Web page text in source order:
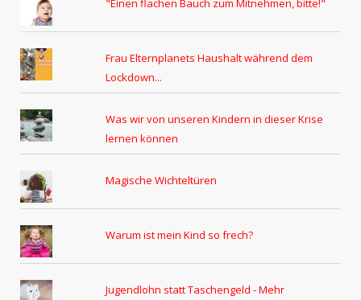
Frau Elternplanets Haushalt während dem
Lockdown...
Was wir von unseren Kindern in dieser Krise
lernen können
Magische Wichteltüren
Warum ist mein Kind so frech?
Jugendlohn statt Taschengeld - Mehr